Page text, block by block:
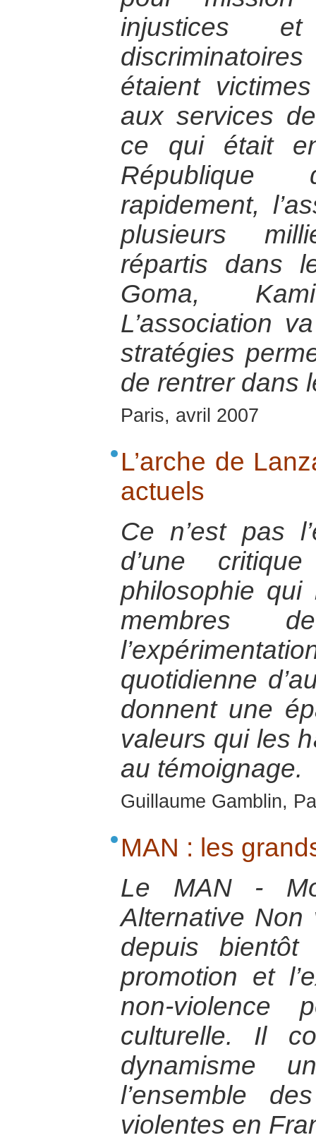
injustices
étaient
aux services
ce qui était
rapidement,
plusieurs
répartis dans
Goma,
L’association
stratégies
de rentrer dans
Paris, avril 2007
L’arche de
actuels
Ce n’est pas
d’une
philosophie qui
membres
quotidienne
donnent une
valeurs qui les
au témoignage.
Guillaume Gamblin,
MAN : les
Le MAN -
Alternative
depuis
promotion et
non-violence
culturelle. Il
dynamisme
l’ensemble
violentes en